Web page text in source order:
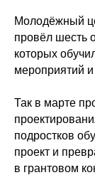
Молодёжный
провёл шесть
которых
мероприятий
Так в марте
подростков
проект и
в грантовом